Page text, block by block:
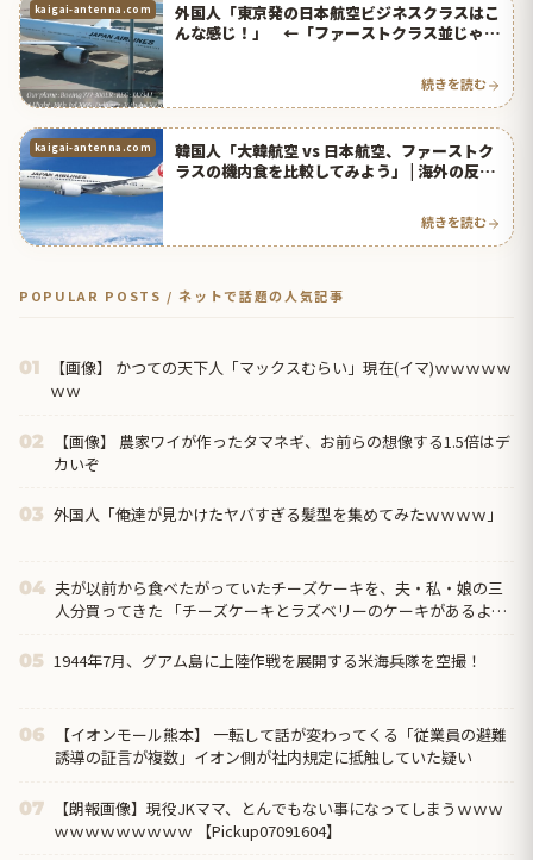
kaigai-antenna.com
外国人「東京発の日本航空ビジネスクラスはこ
んな感じ！」 ←「ファーストクラス並じゃ
続きを読む
kaigai-antenna.com
韓国人「大韓航空 vs 日本航空、ファーストク
ラスの機内食を比較してみよう」 | 海外の反応
続きを読む
POPULAR POSTS / ネットで話題の人気記事
01
【画像】 かつての天下人「マックスむらい」現在(イマ)ｗｗｗｗｗ
ｗｗ
02
【画像】 農家ワイが作ったタマネギ、お前らの想像する1.5倍はデ
カいぞ
03 外国人「俺達が見かけたヤバすぎる髪型を集めてみたｗｗｗｗ」
04 夫が以前から食べたがっていたチーズケーキを、夫・私・娘の三
人分買ってきた 「チーズケーキとラズベリーのケーキがあるよ。
05 1944年7月、グアム島に上陸作戦を展開する米海兵隊を空撮！
06
【イオンモール熊本】 一転して話が変わってくる「従業員の避難
誘導の証言が複数」イオン側が社内規定に抵触していた疑い
07
【朗報画像】現役JKママ、とんでもない事になってしまうｗｗｗ
ｗｗｗｗｗｗｗｗｗ 【Pickup07091604】